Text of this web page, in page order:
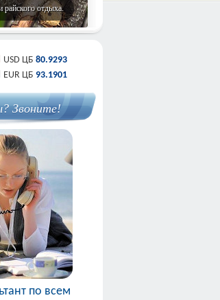
отдыха.
USD ЦБ 80.9293
EUR ЦБ 93.1901
Звоните!
по всем